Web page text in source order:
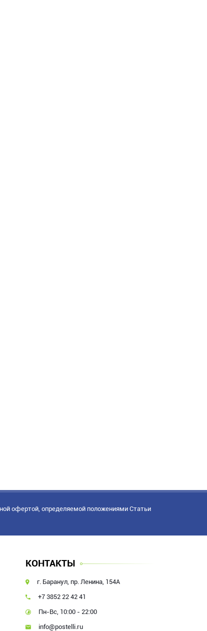
офертой, определяемой положениями Статьи
КОНТАКТЫ
г. Баранул, пр. Ленина, 154А
+7 3852 22 42 41
Пн-Вс, 10:00 - 22:00
info@postelli.ru